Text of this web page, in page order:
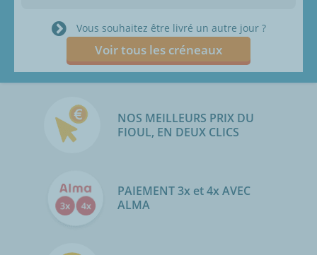
Vous souhaitez être livré un autre jour ?
Voir tous les créneaux
NOS MEILLEURS PRIX DU
FIOUL, EN DEUX CLICS
PAIEMENT 3x et 4x AVEC
ALMA